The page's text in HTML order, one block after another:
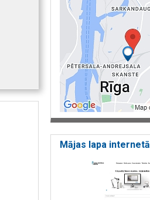
Mājas lapa internetā